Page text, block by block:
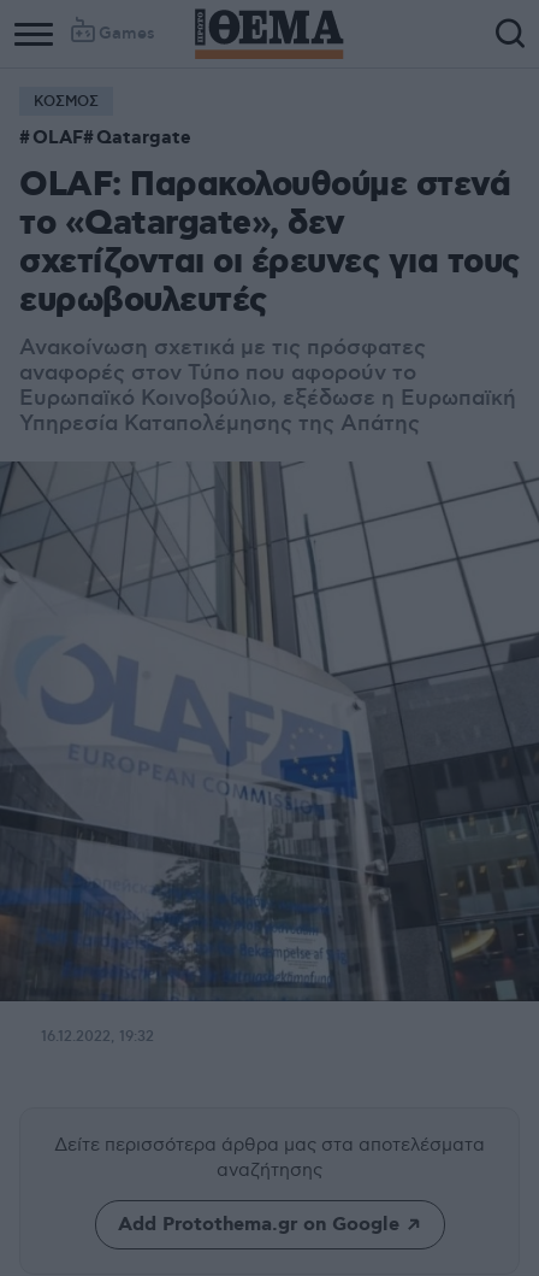
Games
ΚΟΣΜΟΣ
OLAF Qatargate
OLAF: Παρακολουθούμε στενά
το «Qatargate», δεν
σχετίζονται οι έρευνες για τους
ευρωβουλευτές
Ανακοίνωση σχετικά με τις πρόσφατες
αναφορές στον Τύπο που αφορούν το
Ευρωπαϊκό Κοινοβούλιο, εξέδωσε η Ευρωπαϊκή
Υπηρεσία Καταπολέμησης της Απάτης
16.12.2022, 19:32
Δείτε περισσότερα άρθρα μας στα αποτελέσματα
αναζήτησης
Add Protothema.gr on Google